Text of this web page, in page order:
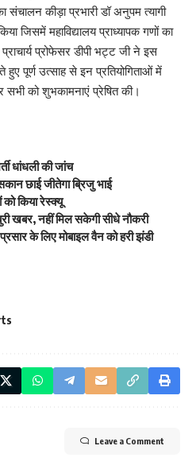
संचालन कीड़ा प्रभारी डॉ अनुपम त्यागी
जिसमें महाविद्यालय प्राध्यापक गणों का
प्राचार्य प्रोफेसर डीपी भट्ट जी ने इस
पूर्ण उत्साह से इन प्रतियोगिताओं में
सभी को शुभकामनाएं प्रेषित की।
धांधली की जांच
छाई जीतेगा ब्रिजु भाई
को किया रेस्क्यू
खबर, नहीं मिल सकेगी सीधे नौकरी
के लिए मोबाइल वैन को हरी झंडी
Leave a Comment